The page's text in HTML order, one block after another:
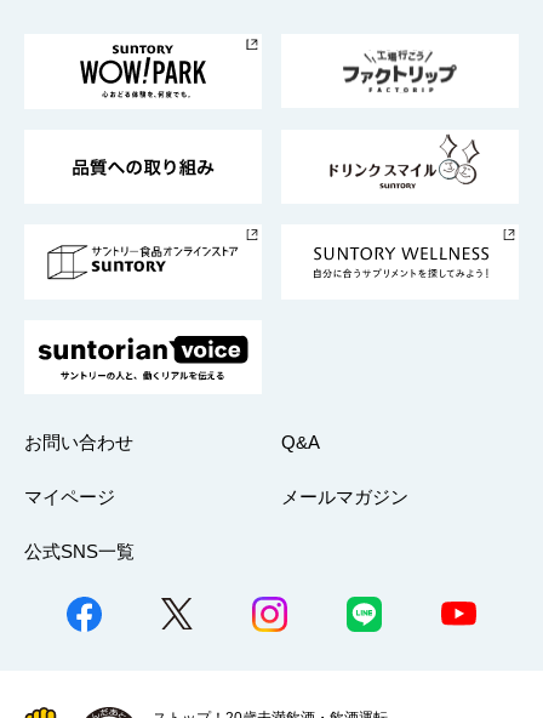
地域情報
サントリーサンバーズ大阪
サントリーが考えるサステナビリティ経営
企業概要
採用情報
お問い合わせ Q&A
マイページ メールマガジン
公式SNS一覧